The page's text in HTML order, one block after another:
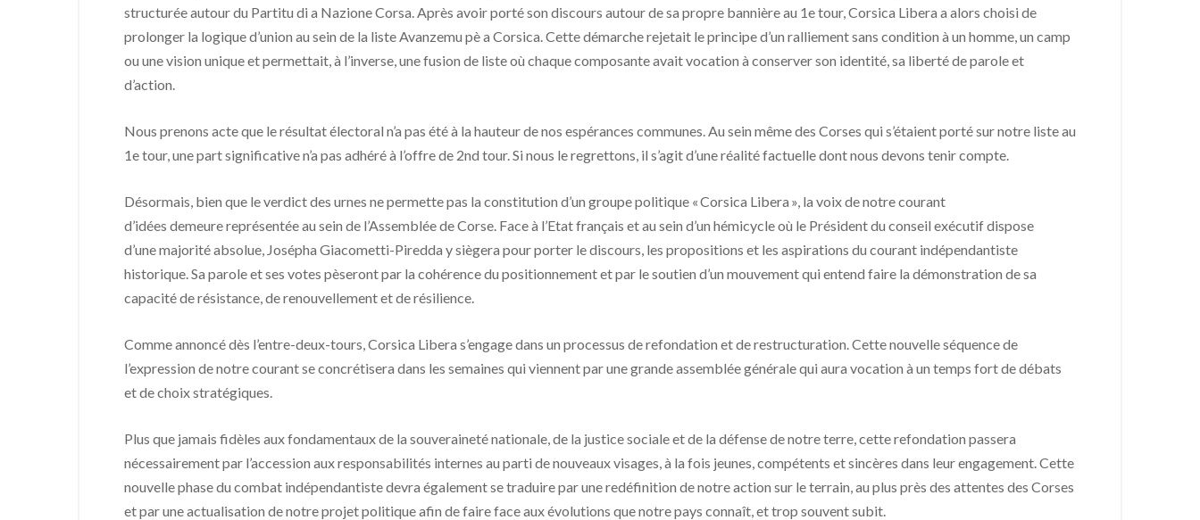
structurée autour du Partitu di a Nazione Corsa. Après avoir porté son discours autour de sa propre bannière au 1e tour, Corsica Libera a alors choisi de
prolonger la logique d’union au sein de la liste Avanzemu pè a Corsica. Cette démarche rejetait le principe d’un ralliement sans condition à un homme, un camp
ou une vision unique et permettait, à l’inverse, une fusion de liste où chaque composante avait vocation à conserver son identité, sa liberté de parole et
d’action.
Nous prenons acte que le résultat électoral n’a pas été à la hauteur de nos espérances communes. Au sein même des Corses qui s’étaient porté sur notre liste au
1e tour, une part significative n’a pas adhéré à l’offre de 2nd tour. Si nous le regrettons, il s’agit d’une réalité factuelle dont nous devons tenir compte.
Désormais, bien que le verdict des urnes ne permette pas la constitution d’un groupe politique « Corsica Libera », la voix de notre courant
d’idées demeure représentée au sein de l’Assemblée de Corse. Face à l’Etat français et au sein d’un hémicycle où le Président du conseil exécutif dispose
d’une majorité absolue, Josépha Giacometti-Piredda y siègera pour porter le discours, les propositions et les aspirations du courant indépendantiste
historique. Sa parole et ses votes pèseront par la cohérence du positionnement et par le soutien d’un mouvement qui entend faire la démonstration de sa
capacité de résistance, de renouvellement et de résilience.
Comme annoncé dès l’entre-deux-tours, Corsica Libera s’engage dans un processus de refondation et de restructuration. Cette nouvelle séquence de
l’expression de notre courant se concrétisera dans les semaines qui viennent par une grande assemblée générale qui aura vocation à un temps fort de débats
et de choix stratégiques.
Plus que jamais fidèles aux fondamentaux de la souveraineté nationale, de la justice sociale et de la défense de notre terre, cette refondation passera
nécessairement par l’accession aux responsabilités internes au parti de nouveaux visages, à la fois jeunes, compétents et sincères dans leur engagement. Cette
nouvelle phase du combat indépendantiste devra également se traduire par une redéfinition de notre action sur le terrain, au plus près des attentes des Corses
et par une actualisation de notre projet politique afin de faire face aux évolutions que notre pays connaît, et trop souvent subit.